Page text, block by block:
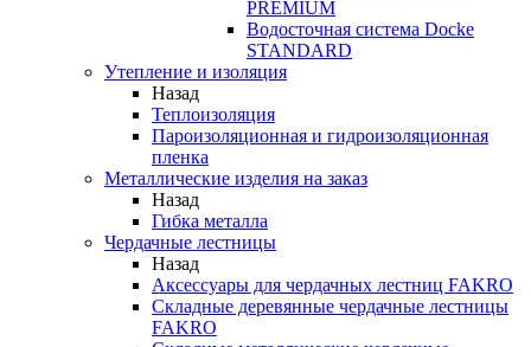
PREMIUM
Водосточная система Docke
STANDARD
Утепление и изоляция
Назад
Теплоизоляция
Пароизоляционная и гидроизоляционная
пленка
Металлические изделия на заказ
Назад
Гибка металла
Чердачные лестницы
Назад
Аксессуары для чердачных лестниц FAKRO
Складные деревянные чердачные лестницы
FAKRO